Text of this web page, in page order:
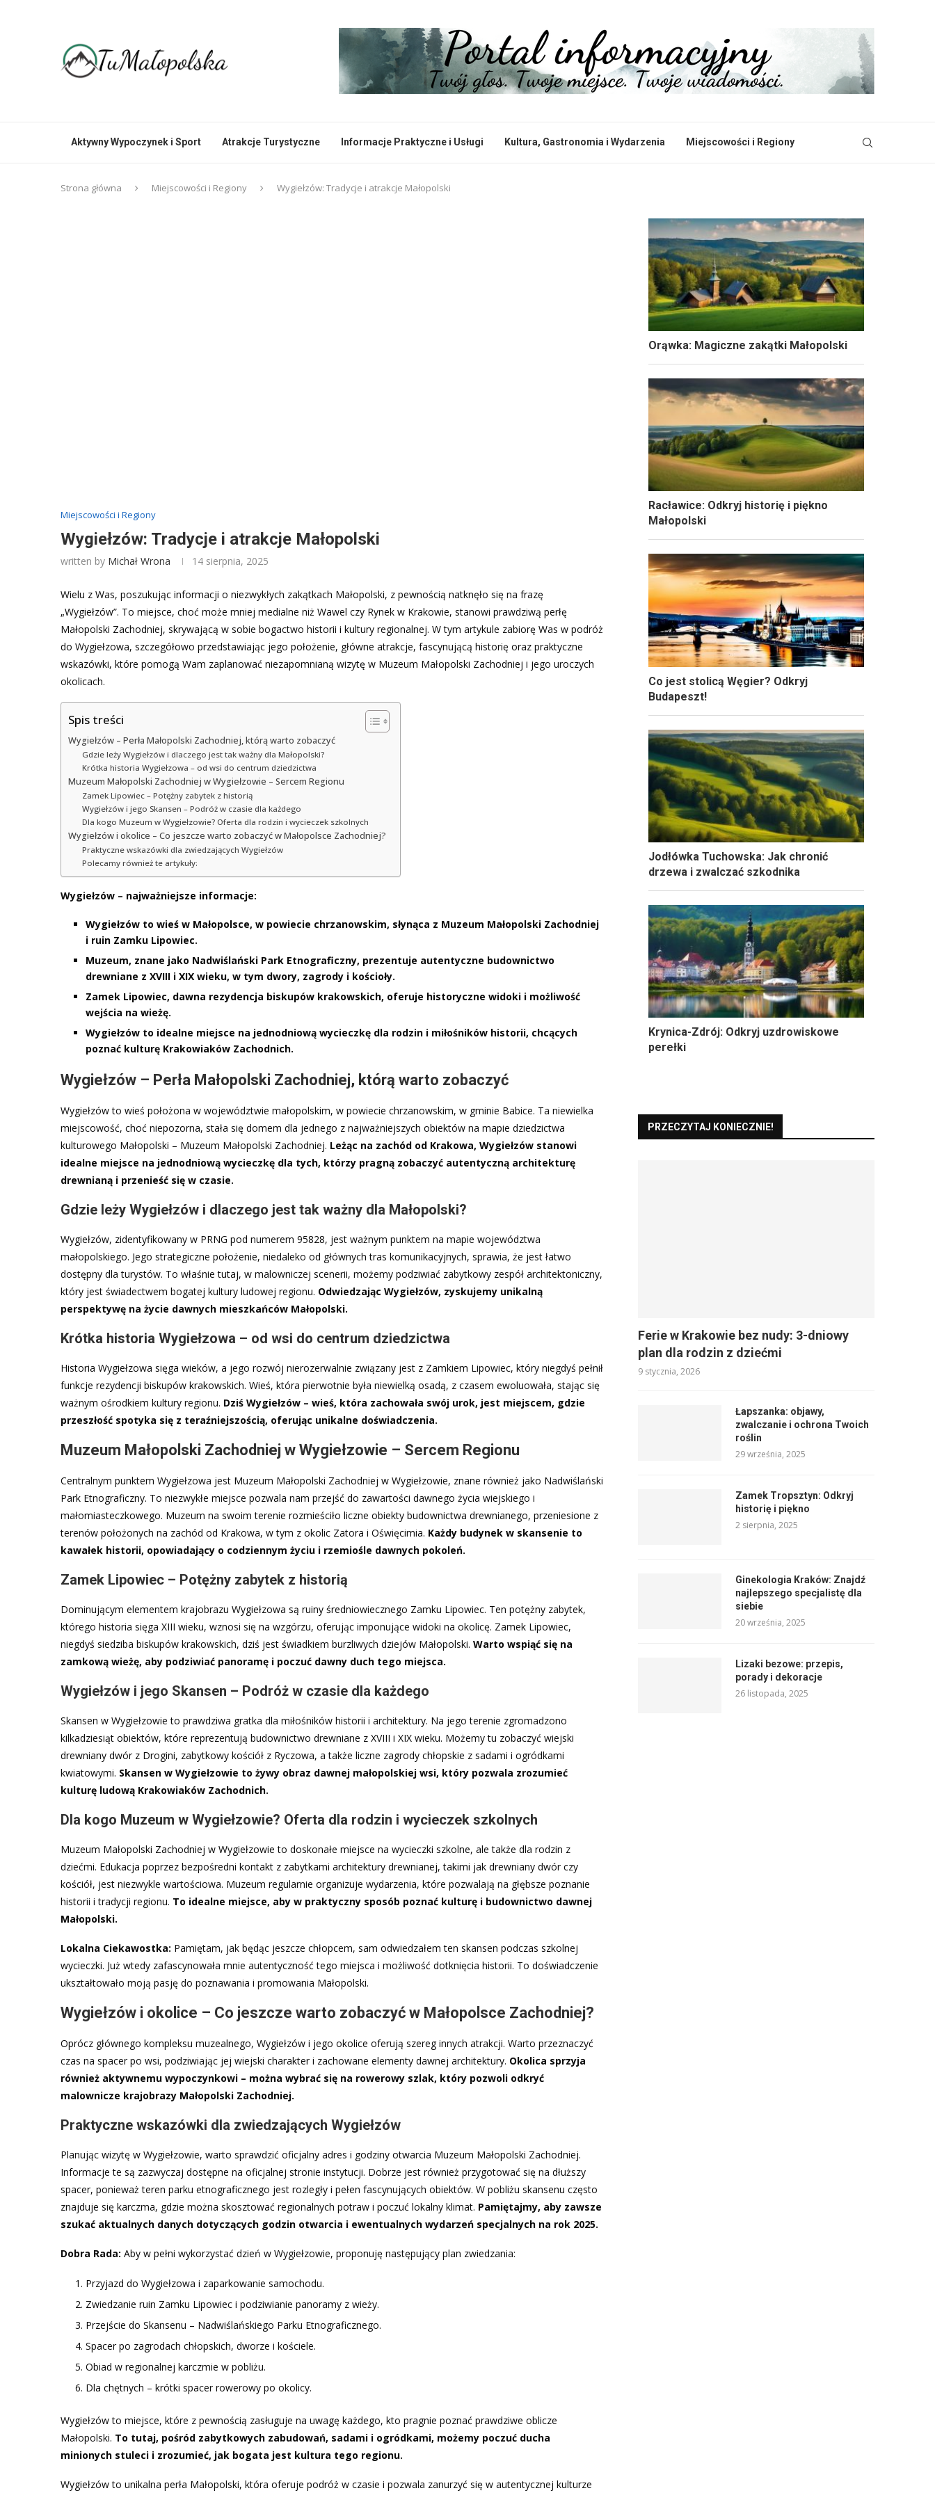
Aktywny Wypoczynek i Sport Atrakcje Turystyczne Informacje Praktyczne i Usługi Kultura, Gastronomia i Wydarzenia Miejscowości i Regiony
Strona główna Miejscowości i Regiony Wygiełzów: Tradycje i atrakcje Małopolski
Miejscowości i Regiony
Wygiełzów: Tradycje i atrakcje Małopolski
written by Michał Wrona 14 sierpnia, 2025
Wielu z Was, poszukując informacji o niezwykłych zakątkach Małopolski, z pewnością natknęło się na frazę
„Wygiełzów”. To miejsce, choć może mniej medialne niż Wawel czy Rynek w Krakowie, stanowi prawdziwą perłę
Małopolski Zachodniej, skrywającą w sobie bogactwo historii i kultury regionalnej. W tym artykule zabiorę Was w podróż
do Wygiełzowa, szczegółowo przedstawiając jego położenie, główne atrakcje, fascynującą historię oraz praktyczne
wskazówki, które pomogą Wam zaplanować niezapomnianą wizytę w Muzeum Małopolski Zachodniej i jego uroczych
okolicach.
Spis treści
Wygiełzów – Perła Małopolski Zachodniej, którą warto zobaczyć
Gdzie leży Wygiełzów i dlaczego jest tak ważny dla Małopolski?
Krótka historia Wygiełzowa – od wsi do centrum dziedzictwa
Muzeum Małopolski Zachodniej w Wygiełzowie – Sercem Regionu
Zamek Lipowiec – Potężny zabytek z historią
Wygiełzów i jego Skansen – Podróż w czasie dla każdego
Dla kogo Muzeum w Wygiełzowie? Oferta dla rodzin i wycieczek szkolnych
Wygiełzów i okolice – Co jeszcze warto zobaczyć w Małopolsce Zachodniej?
Praktyczne wskazówki dla zwiedzających Wygiełzów
Polecamy również te artykuły:
Wygiełzów – najważniejsze informacje:
Wygiełzów to wieś w Małopolsce, w powiecie chrzanowskim, słynąca z Muzeum Małopolski Zachodniej
i ruin Zamku Lipowiec.
Muzeum, znane jako Nadwiślański Park Etnograficzny, prezentuje autentyczne budownictwo
drewniane z XVIII i XIX wieku, w tym dwory, zagrody i kościoły.
Zamek Lipowiec, dawna rezydencja biskupów krakowskich, oferuje historyczne widoki i możliwość
wejścia na wieżę.
Wygiełzów to idealne miejsce na jednodniową wycieczkę dla rodzin i miłośników historii, chcących
poznać kulturę Krakowiaków Zachodnich.
Wygiełzów – Perła Małopolski Zachodniej, którą warto zobaczyć
Wygiełzów to wieś położona w województwie małopolskim, w powiecie chrzanowskim, w gminie Babice. Ta niewielka
miejscowość, choć niepozorna, stała się domem dla jednego z najważniejszych obiektów na mapie dziedzictwa
kulturowego Małopolski – Muzeum Małopolski Zachodniej. Leżąc na zachód od Krakowa, Wygiełzów stanowi
idealne miejsce na jednodniową wycieczkę dla tych, którzy pragną zobaczyć autentyczną architekturę
drewnianą i przenieść się w czasie.
Gdzie leży Wygiełzów i dlaczego jest tak ważny dla Małopolski?
Wygiełzów, zidentyfikowany w PRNG pod numerem 95828, jest ważnym punktem na mapie województwa
małopolskiego. Jego strategiczne położenie, niedaleko od głównych tras komunikacyjnych, sprawia, że jest łatwo
dostępny dla turystów. To właśnie tutaj, w malowniczej scenerii, możemy podziwiać zabytkowy zespół architektoniczny,
który jest świadectwem bogatej kultury ludowej regionu. Odwiedzając Wygiełzów, zyskujemy unikalną
perspektywę na życie dawnych mieszkańców Małopolski.
Krótka historia Wygiełzowa – od wsi do centrum dziedzictwa
Historia Wygiełzowa sięga wieków, a jego rozwój nierozerwalnie związany jest z Zamkiem Lipowiec, który niegdyś pełnił
funkcje rezydencji biskupów krakowskich. Wieś, która pierwotnie była niewielką osadą, z czasem ewoluowała, stając się
ważnym ośrodkiem kultury regionu. Dziś Wygiełzów – wieś, która zachowała swój urok, jest miejscem, gdzie
przeszłość spotyka się z teraźniejszością, oferując unikalne doświadczenia.
Muzeum Małopolski Zachodniej w Wygiełzowie – Sercem Regionu
Centralnym punktem Wygiełzowa jest Muzeum Małopolski Zachodniej w Wygiełzowie, znane również jako Nadwiślański
Park Etnograficzny. To niezwykłe miejsce pozwala nam przejść do zawartości dawnego życia wiejskiego i
małomiasteczkowego. Muzeum na swoim terenie rozmieściło liczne obiekty budownictwa drewnianego, przeniesione z
terenów położonych na zachód od Krakowa, w tym z okolic Zatora i Oświęcimia. Każdy budynek w skansenie to
kawałek historii, opowiadający o codziennym życiu i rzemiośle dawnych pokoleń.
Zamek Lipowiec – Potężny zabytek z historią
Dominującym elementem krajobrazu Wygiełzowa są ruiny średniowiecznego Zamku Lipowiec. Ten potężny zabytek,
którego historia sięga XIII wieku, wznosi się na wzgórzu, oferując imponujące widoki na okolicę. Zamek Lipowiec,
niegdyś siedziba biskupów krakowskich, dziś jest świadkiem burzliwych dziejów Małopolski. Warto wspiąć się na
zamkową wieżę, aby podziwiać panoramę i poczuć dawny duch tego miejsca.
Wygiełzów i jego Skansen – Podróż w czasie dla każdego
Skansen w Wygiełzowie to prawdziwa gratka dla miłośników historii i architektury. Na jego terenie zgromadzono
kilkadziesiąt obiektów, które reprezentują budownictwo drewniane z XVIII i XIX wieku. Możemy tu zobaczyć wiejski
drewniany dwór z Drogini, zabytkowy kościół z Ryczowa, a także liczne zagrody chłopskie z sadami i ogródkami
kwiatowymi. Skansen w Wygiełzowie to żywy obraz dawnej małopolskiej wsi, który pozwala zrozumieć
kulturę ludową Krakowiaków Zachodnich.
Dla kogo Muzeum w Wygiełzowie? Oferta dla rodzin i wycieczek szkolnych
Muzeum Małopolski Zachodniej w Wygiełzowie to doskonałe miejsce na wycieczki szkolne, ale także dla rodzin z
dziećmi. Edukacja poprzez bezpośredni kontakt z zabytkami architektury drewnianej, takimi jak drewniany dwór czy
kościół, jest niezwykle wartościowa. Muzeum regularnie organizuje wydarzenia, które pozwalają na głębsze poznanie
historii i tradycji regionu. To idealne miejsce, aby w praktyczny sposób poznać kulturę i budownictwo dawnej
Małopolski.
Lokalna Ciekawostka: Pamiętam, jak będąc jeszcze chłopcem, sam odwiedzałem ten skansen podczas szkolnej
wycieczki. Już wtedy zafascynowała mnie autentyczność tego miejsca i możliwość dotknięcia historii. To doświadczenie
ukształtowało moją pasję do poznawania i promowania Małopolski.
Wygiełzów i okolice – Co jeszcze warto zobaczyć w Małopolsce Zachodniej?
Oprócz głównego kompleksu muzealnego, Wygiełzów i jego okolice oferują szereg innych atrakcji. Warto przeznaczyć
czas na spacer po wsi, podziwiając jej wiejski charakter i zachowane elementy dawnej architektury. Okolica sprzyja
również aktywnemu wypoczynkowi – można wybrać się na rowerowy szlak, który pozwoli odkryć
malownicze krajobrazy Małopolski Zachodniej.
Praktyczne wskazówki dla zwiedzających Wygiełzów
Planując wizytę w Wygiełzowie, warto sprawdzić oficjalny adres i godziny otwarcia Muzeum Małopolski Zachodniej.
Informacje te są zazwyczaj dostępne na oficjalnej stronie instytucji. Dobrze jest również przygotować się na dłuższy
spacer, ponieważ teren parku etnograficznego jest rozległy i pełen fascynujących obiektów. W pobliżu skansenu często
znajduje się karczma, gdzie można skosztować regionalnych potraw i poczuć lokalny klimat. Pamiętajmy, aby zawsze
szukać aktualnych danych dotyczących godzin otwarcia i ewentualnych wydarzeń specjalnych na rok 2025.
Dobra Rada: Aby w pełni wykorzystać dzień w Wygiełzowie, proponuję następujący plan zwiedzania:
Przyjazd do Wygiełzowa i zaparkowanie samochodu.
Zwiedzanie ruin Zamku Lipowiec i podziwianie panoramy z wieży.
Przejście do Skansenu – Nadwiślańskiego Parku Etnograficznego.
Spacer po zagrodach chłopskich, dworze i kościele.
Obiad w regionalnej karczmie w pobliżu.
Dla chętnych – krótki spacer rowerowy po okolicy.
Wygiełzów to miejsce, które z pewnością zasługuje na uwagę każdego, kto pragnie poznać prawdziwe oblicze
Małopolski. To tutaj, pośród zabytkowych zabudowań, sadami i ogródkami, możemy poczuć ducha
minionych stuleci i zrozumieć, jak bogata jest kultura tego regionu.
Wygiełzów to unikalna perła Małopolski, która oferuje podróż w czasie i pozwala zanurzyć się w autentycznej kulturze
Orąwka: Magiczne zakątki Małopolski
Racławice: Odkryj historię i piękno
Małopolski
Co jest stolicą Węgier? Odkryj
Budapeszt!
Jodłówka Tuchowska: Jak chronić
drzewa i zwalczać szkodnika
Krynica-Zdrój: Odkryj uzdrowiskowe
perełki
PRZECZYTAJ KONIECZNIE!
Ferie w Krakowie bez nudy: 3-dniowy
plan dla rodzin z dziećmi
9 stycznia, 2026
Łapszanka: objawy,
zwalczanie i ochrona Twoich
roślin
29 września, 2025
Zamek Tropsztyn: Odkryj
historię i piękno
2 sierpnia, 2025
Ginekologia Kraków: Znajdź
najlepszego specjalistę dla
siebie
20 września, 2025
Lizaki bezowe: przepis,
porady i dekoracje
26 listopada, 2025